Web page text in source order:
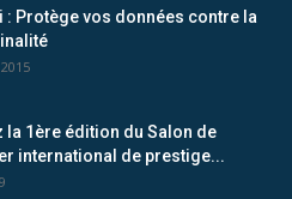
: Protège vos données contre la
la 1ère édition du Salon de
international de prestige...